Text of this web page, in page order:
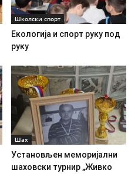
Школски спорт
Екологија и спорт руку под
руку
Шах
Установљен меморијални
шаховски турнир „Живко